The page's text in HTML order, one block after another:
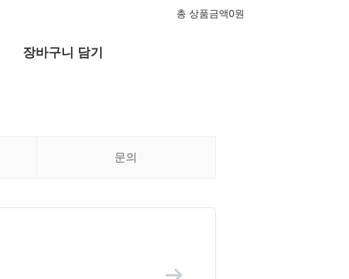
총 상품금액0원
장바구니 담기
문의